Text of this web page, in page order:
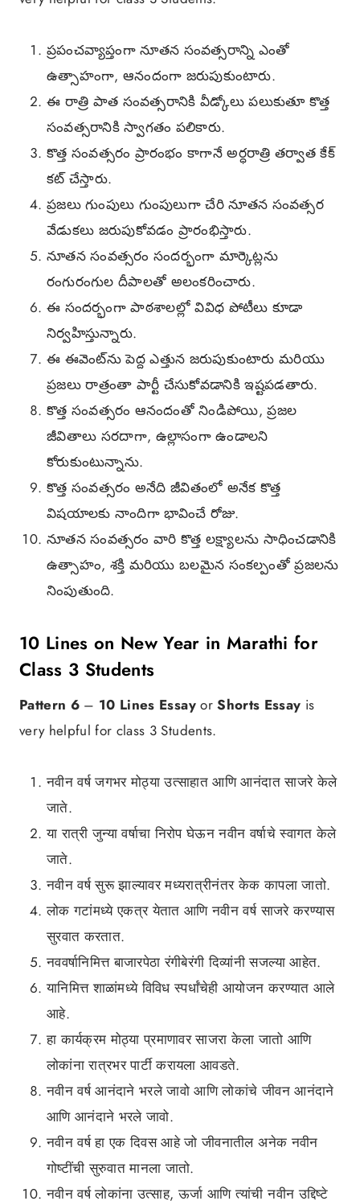
ప్రపంచవ్యాప్తంగా నూతన సంవత్సరాన్ని ఎంతో
ఉత్సాహంగా, ఆనందంగా జరుపుకుంటారు.
ఈ రాత్రి పాత సంవత్సరానికి వీడ్కోలు పలుకుతూ కొత్త
సంవత్సరానికి స్వాగతం పలికారు.
కొత్త సంవత్సరం ప్రారంభం కాగానే అర్ధరాత్రి తర్వాత కేక్
కట్ చేస్తారు.
ప్రజలు గుంపులు గుంపులుగా చేరి నూతన సంవత్సర
వేడుకలు జరుపుకోవడం ప్రారంభిస్తారు.
నూతన సంవత్సరం సందర్భంగా మార్కెట్లను
రంగురంగుల దీపాలతో అలంకరించారు.
ఈ సందర్భంగా పాఠశాలల్లో వివిధ పోటీలు కూడా
నిర్వహిస్తున్నారు.
ఈ ఈవెంట్‌ను పెద్ద ఎత్తున జరుపుకుంటారు మరియు
ప్రజలు రాత్రంతా పార్టీ చేసుకోవడానికి ఇష్టపడతారు.
కొత్త సంవత్సరం ఆనందంతో నిండిపోయి, ప్రజల
జీవితాలు సరదాగా, ఉల్లాసంగా ఉండాలని
కోరుకుంటున్నాను.
కొత్త సంవత్సరం అనేది జీవితంలో అనేక కొత్త
విషయాలకు నాందిగా భావించే రోజు.
నూతన సంవత్సరం వారి కొత్త లక్ష్యాలను సాధించడానికి
ఉత్సాహం, శక్తి మరియు బలమైన సంకల్పంతో ప్రజలను
నింపుతుంది.
10 Lines on New Year in Marathi for
Class 3 Students
Pattern 6 – 10 Lines EssayorShorts Essay is
very helpful for class 3 Students.
नवीन वर्ष जगभर मोठ्या उत्साहात आणि आनंदात साजरे केले
जाते.
या रात्री जुन्या वर्षाचा निरोप घेऊन नवीन वर्षाचे स्वागत केले
जाते.
नवीन वर्ष सुरू झाल्यावर मध्यरात्रीनंतर केक कापला जातो.
लोक गटांमध्ये एकत्र येतात आणि नवीन वर्ष साजरे करण्यास
सुरवात करतात.
नववर्षानिमित्त बाजारपेठा रंगीबेरंगी दिव्यांनी सजल्या आहेत.
यानिमित्त शाळांमध्ये विविध स्पर्धांचेही आयोजन करण्यात आले
आहे.
हा कार्यक्रम मोठ्या प्रमाणावर साजरा केला जातो आणि
लोकांना रात्रभर पार्टी करायला आवडते.
नवीन वर्ष आनंदाने भरले जावो आणि लोकांचे जीवन आनंदाने
आणि आनंदाने भरले जावो.
नवीन वर्ष हा एक दिवस आहे जो जीवनातील अनेक नवीन
गोष्टींची सुरुवात मानला जातो.
नवीन वर्ष लोकांना उत्साह, ऊर्जा आणि त्यांची नवीन उद्दिष्टे